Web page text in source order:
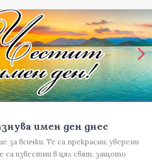
имен ден днес
за всички. Те са прекрасни, уверени
са известни в цял свят, защото